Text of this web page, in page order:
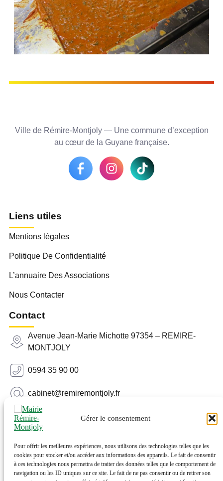
Gérer le consentement
Pour offrir les meilleures expériences, nous utilisons des technologies telles que les
cookies pour stocker et/ou accéder aux informations des appareils. Le fait de consentir
à ces technologies nous permettra de traiter des données telles que le comportement de
navigation ou les ID uniques sur ce site. Le fait de ne pas consentir ou de retirer son
Ville de Rémire-Montjoly — Une commune d’exception
au cœur de la Guyane française.
Liens utiles
Mentions légales
Politique De Confidentialité
L’annuaire Des Associations
Nous Contacter
Contact
Avenue Jean-Marie Michotte 97354 – REMIRE-
MONTJOLY
0594 35 90 00
cabinet@remiremontjoly.fr
Newsletter
nouvelles de votre commune.